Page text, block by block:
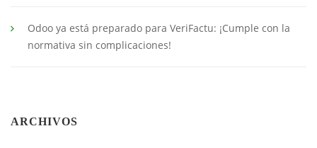
Odoo ya está preparado para VeriFactu: ¡Cumple con la
normativa sin complicaciones!
ARCHIVOS